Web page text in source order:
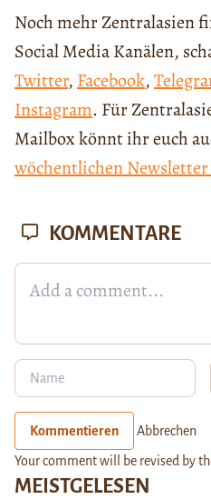
Noch mehr Zentralasien
Social Media Kanälen,
Twitter,Facebook,
Instagram. Für
Mailbox könnt ihr euch
wöchentlichen
MEISTGELESEN
KOMMENTARE
Kommentieren Abbrechen
Your comment will be revised by